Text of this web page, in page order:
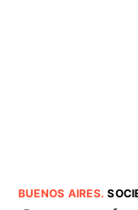
BUENOS AIRES.